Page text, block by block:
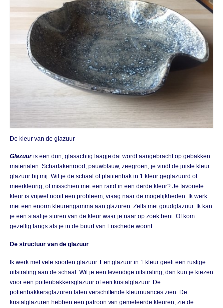
De kleur van de glazuur
Glazuuris een dun, glasachtig laagje dat wordt aangebracht op gebakken
materialen. Scharlakenrood, pauwblauw, zeegroen; je vindt de juiste kleur
glazuur bij mij. Wil je de schaal of plantenbak in 1 kleur geglazuurd of
meerkleurig, of misschien met een rand in een derde kleur? Je favoriete
kleur is vrijwel nooit een probleem, vraag naar de mogelijkheden. Ik werk
met een enorm kleurengamma aan glazuren. Zelfs met goudglazuur. Ik kan
je een staaltje sturen van de kleur waar je naar op zoek bent. Of kom
gezellig langs als je in de buurt van Enschede woont.
De structuur van de glazuur
Ik werk met vele soorten glazuur. Een glazuur in 1 kleur geeft een rustige
uitstraling aan de schaal. Wil je een levendige uitstraling, dan kun je kiezen
voor een pottenbakkersglazuur of een kristalglazuur. De
pottenbakkersglazuren laten verschillende kleurnuances zien. De
kristalglazuren hebben een patroon van gemeleerde kleuren, zie de